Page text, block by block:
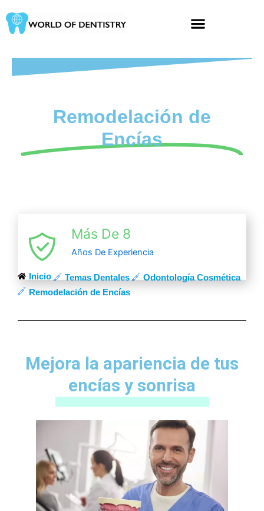
contenido
Remodelación de
Encías
Más De 8
Años De Experiencia
Inicio Temas Dentales
Odontología Cosmética
Remodelación de Encías
Mejora la apariencia de tus
encías y sonrisa